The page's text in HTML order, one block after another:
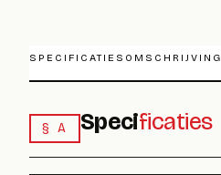
SPECIFICATIES OMSCHRIJVING
§ A Specificaties